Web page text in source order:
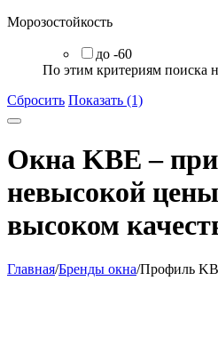
Морозостойкость
до -60
По этим критериям поиска
Сбросить Показать (1)
Окна KBE –
невысокой
высоком
Главная/Бренды окна/Профиль